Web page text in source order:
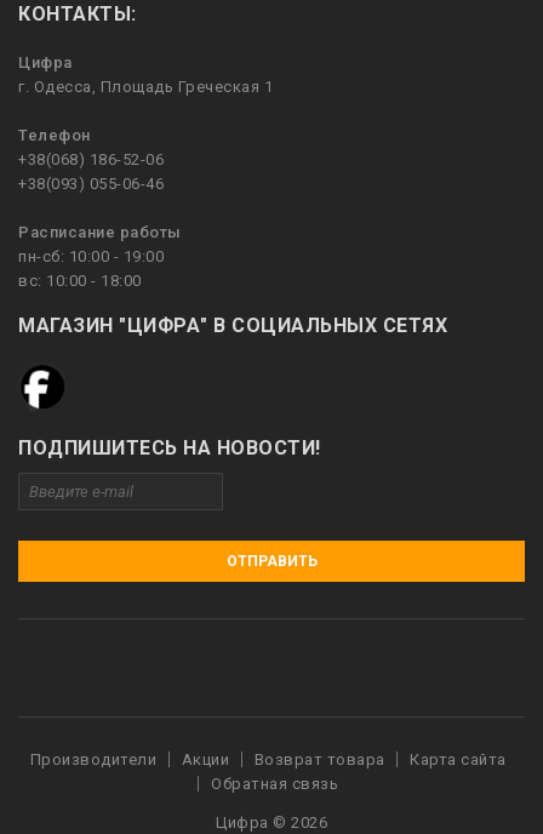
КОНТАКТЫ:
Цифра
г. Одесса, Площадь Греческая 1
Телефон
+38(068) 186-52-06
+38(093) 055-06-46
Расписание работы
пн-сб: 10:00 - 19:00
вс: 10:00 - 18:00
МАГАЗИН "ЦИФРА" В СОЦИАЛЬНЫХ СЕТЯХ
ПОДПИШИТЕСЬ НА НОВОСТИ!
ОТПРАВИТЬ
Производители Акции Возврат товара
Карта сайта
Обратная связь
Цифра © 2026